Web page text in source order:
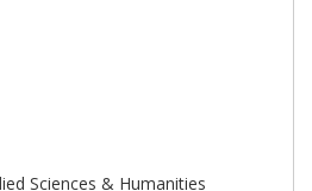
Sciences & Humanities